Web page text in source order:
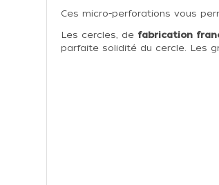
Ces micro-perforations vous
Les cercles, de fabrication
parfaite solidité du cercle. Les